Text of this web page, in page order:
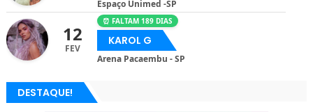
Espaço Unimed -SP
12
FEV
⏰ FALTAM 189 DIAS
KAROL G
Arena Pacaembu - SP
DESTAQUE!